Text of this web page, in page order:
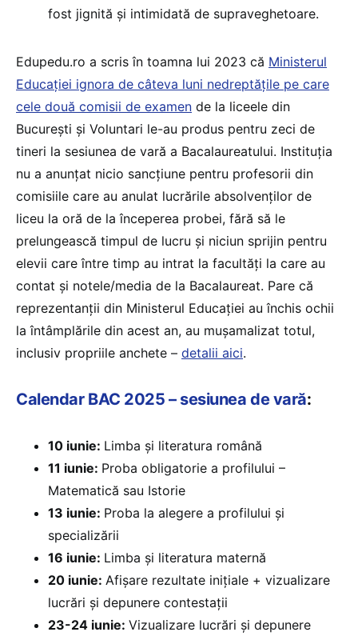
fost jignită și intimidată de supraveghetoare.
Edupedu.ro a scris în toamna lui 2023 că Ministerul
Educației ignora de câteva luni nedreptățile pe care
cele două comisii de examen de la liceele din
București și Voluntari le-au produs pentru zeci de
tineri la sesiunea de vară a Bacalaureatului. Instituția
nu a anunțat nicio sancțiune pentru profesorii din
comisiile care au anulat lucrările absolvenților de
liceu la oră de la începerea probei, fără să le
prelungească timpul de lucru și niciun sprijin pentru
elevii care între timp au intrat la facultăți la care au
contat și notele/media de la Bacalaureat. Pare că
reprezentanții din Ministerul Educației au închis ochii
la întâmplările din acest an, au mușamalizat totul,
inclusiv propriile anchete – detalii aici.
Calendar BAC 2025 – sesiunea de vară:
10 iunie: Limba și literatura română
11 iunie: Proba obligatorie a profilului –
Matematică sau Istorie
13 iunie: Proba la alegere a profilului și
specializării
16 iunie: Limba și literatura maternă
20 iunie: Afișare rezultate inițiale + vizualizare
lucrări și depunere contestații
23-24 iunie: Vizualizare lucrări și depunere